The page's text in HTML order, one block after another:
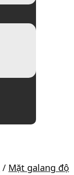
/ Mặt galang độ